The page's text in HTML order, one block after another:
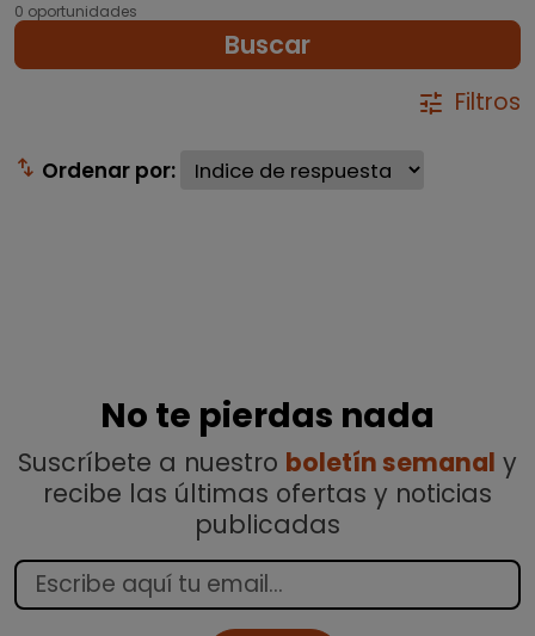
0 oportunidades
Buscar
tune Filtros
swap_vert Ordenar por:
No te pierdas nada
Suscríbete a nuestro boletín semanal y
recibe las últimas ofertas y noticias
publicadas